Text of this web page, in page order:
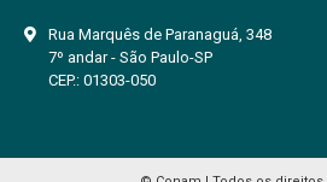
Rua Marquês de Paranaguá, 348
7º andar - São Paulo-SP
CEP.: 01303-050